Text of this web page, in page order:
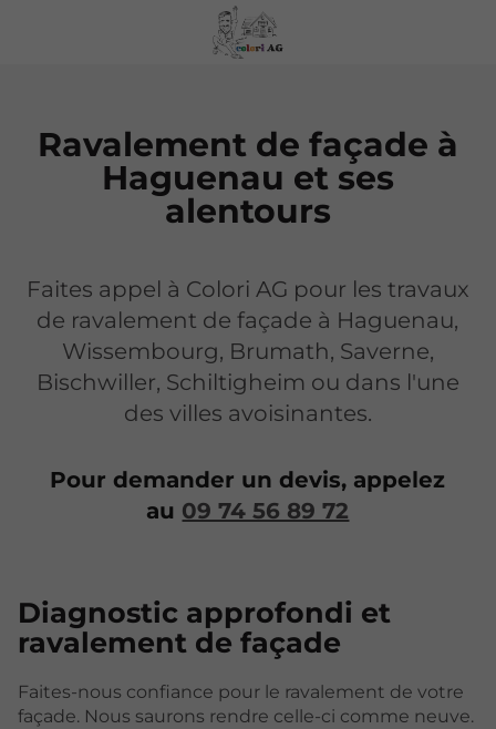
Ravalement de façade à
Haguenau et ses
alentours
Faites appel à Colori AG pour les travaux
de ravalement de façade à Haguenau,
Wissembourg, Brumath, Saverne,
Bischwiller, Schiltigheim ou dans l'une
des villes avoisinantes.
Pour demander un devis, appelez
au 09 74 56 89 72
Diagnostic approfondi et
ravalement de façade
Faites-nous confiance pour le ravalement de votre
façade. Nous saurons rendre celle-ci comme neuve.